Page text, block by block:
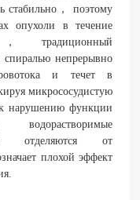
стабильно， поэтому
опухоли в течение
， традиционный
спиралью непрерывно
и течет в
микрососудистую
к нарушению функции
водорастворимые
отделяются от
плохой эффект